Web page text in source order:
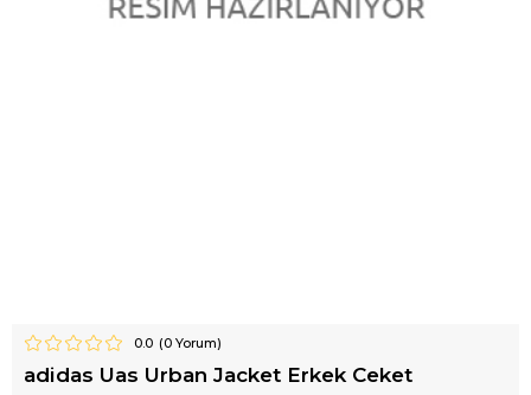
0.0 (0Yorum)
adidas Uas Urban Jacket Erkek Ceket